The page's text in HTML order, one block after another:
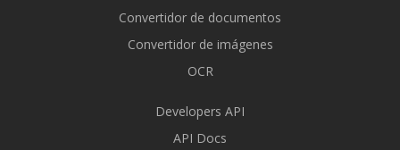
Convertidor de documentos
Convertidor de imágenes
OCR
Developers API
API Docs